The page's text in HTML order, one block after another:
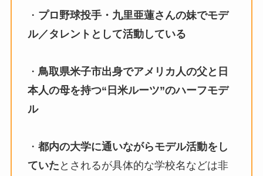
・ プロ野球投手・九里亜蓮さんの妹でモデ
ル／タレントとして活動している
・ 鳥取県米子市出身でアメリカ人の父と日
本人の母を持つ“日米ルーツ”のハーフモデ
ル
・ 都内の大学に通いながらモデル活動をし
ていた とされるが具体的な学校名などは非